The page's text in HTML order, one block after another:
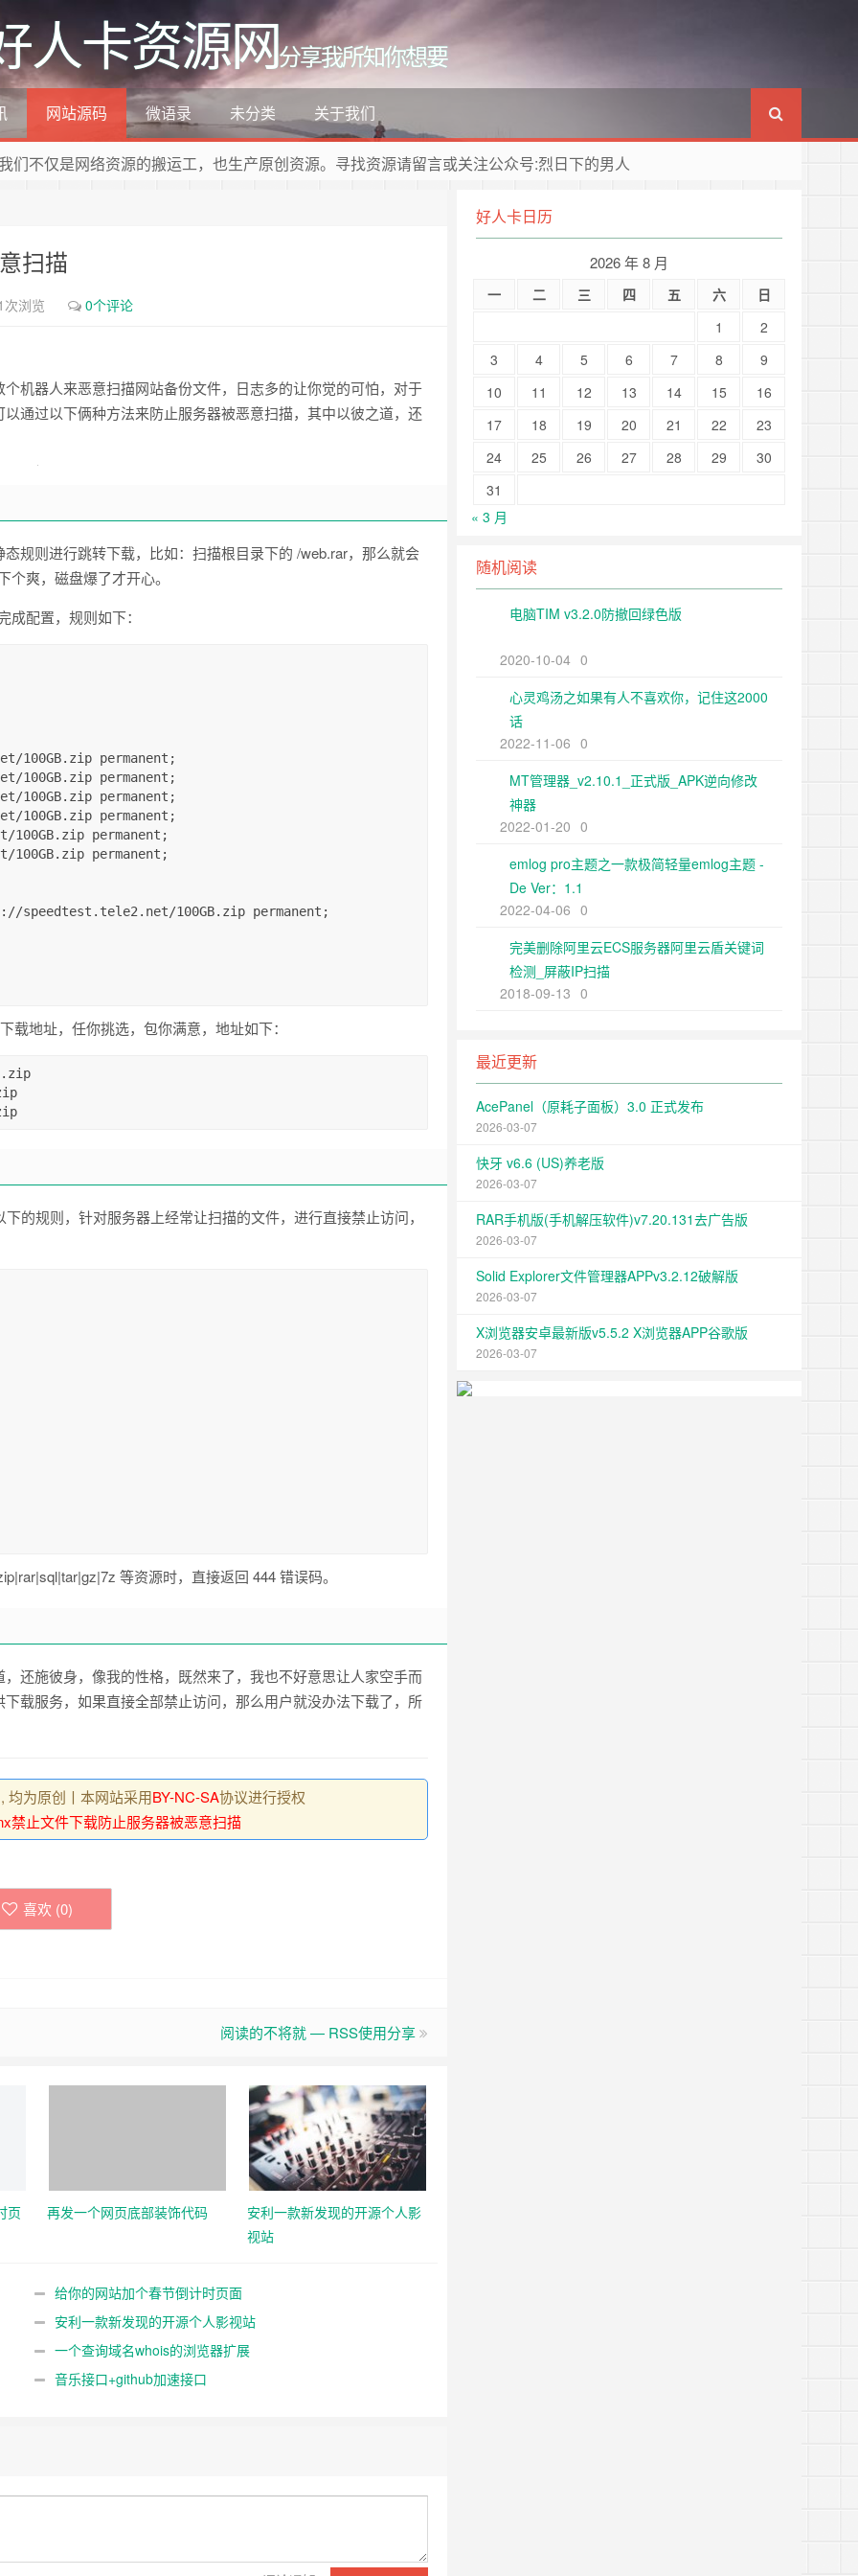
人卡资源网分享我所知你想要
网站源码 微语录 未分类 关于我们
们不仅是网络资源的搬运工，也生产原创资源。寻找资源请留言或关注公众号:烈日下的男人
扫描
浏览 0个评论
机器人来恶意扫描网站备份文件，日志多的让你觉的可怕，对于
通过以下俩种方法来防止服务器被恶意扫描，其中以彼之道，还
规则进行跳转下载，比如：扫描根目录下的 /web.rar，那么就会
爽，磁盘爆了才开心。
配置，规则如下：
地址，任你挑选，包你满意，地址如下：
的规则，针对服务器上经常让扫描的文件，进行直接禁止访问，
等资源时，直接返回 444 错误码。
还施彼身，像我的性格，既然来了，我也不好意思让人家空手而
载服务，如果直接全部禁止访问，那么用户就没办法下载了，所
均为原创丨本网站采用BY-NC-SA协议进行授权
禁止文件下载防止服务器被恶意扫描
喜欢 (0)
阅读的不将就 — RSS使用分享
页 再发一个网页底部装饰代码
安利一款新发现的开源个人影
视站
给你的网站加个春节倒计时页面
安利一款新发现的开源个人影视站
一个查询域名whois的浏览器扩展
音乐接口+github加速接口
好人卡日历
2026 年 8 月
一 二 三 四 五 六
日
1
2
3
4 5 6 7 8
9
10
11 12 13 14 15
16
17
18 19 20 21 22
23
24
25 26 27 28 29
30
31
« 3 月
随机阅读
电脑TIM v3.2.0防撤回绿色版
2020-10-04 0
心灵鸡汤之如果有人不喜欢你，记住这2000
话
2022-11-06 0
MT管理器_v2.10.1_正式版_APK逆向修改
神器
2022-01-20 0
emlog pro主题之一款极简轻量emlog主题 -
De Ver：1.1
2022-04-06 0
完美删除阿里云ECS服务器阿里云盾关键词
检测_屏蔽IP扫描
2018-09-13 0
最近更新
AcePanel（原耗子面板）3.0 正式发布
2026-03-07
快牙 v6.6 (US)养老版
2026-03-07
RAR手机版(手机解压软件)v7.20.131去广告版
2026-03-07
Solid Explorer文件管理器APPv3.2.12破解版
2026-03-07
X浏览器安卓最新版v5.5.2 X浏览器APP谷歌版
2026-03-07